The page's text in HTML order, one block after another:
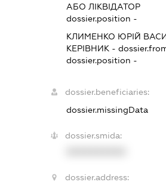
АБО ЛІКВІДАТОР
dossier.position -
КЛИМЕНКО ЮРІЙ
КЕРІВНИК -
dossier.position -
dossier.beneficiaries:
dossier.missingData
dossier.smida:
dossier.address: